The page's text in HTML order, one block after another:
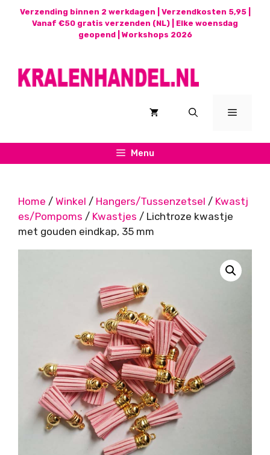
Verzending binnen 2 werkdagen | Verzendkosten 5,95 |
Vanaf €50 gratis verzenden (NL) | Elke woensdag
geopend | Workshops 2026
Menu
Menu
Home / Winkel / Hangers/Tussenzetsel / Kwastj
es/Pompoms / Kwastjes / Lichtroze kwastje
met gouden eindkap, 35 mm